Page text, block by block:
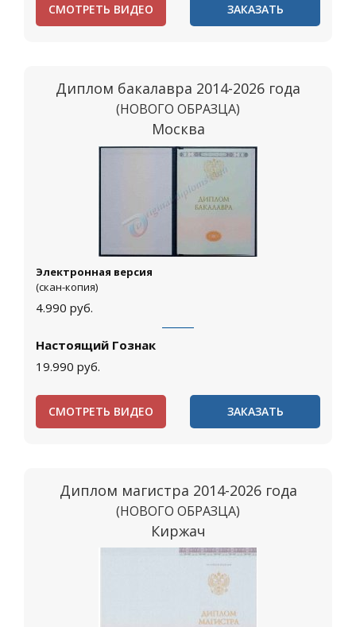
СМОТРЕТЬ ВИДЕО ЗАКАЗАТЬ
Диплом бакалавра 2014-2026 года
(НОВОГО ОБРАЗЦА)
Москва
Электронная версия
(скан-копия)
4.990 руб.
Настоящий Гознак
19.990 руб.
СМОТРЕТЬ ВИДЕО ЗАКАЗАТЬ
Диплом магистра 2014-2026 года
(НОВОГО ОБРАЗЦА)
Киржач